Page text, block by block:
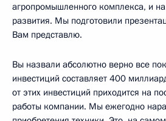
агропромышленного комплекса, и
развития. Мы подготовили
Вам представлю.
Вы назвали абсолютно верно все
инвестиций составляет 400
от этих инвестиций приходится на
работы компании. Мы ежегодно